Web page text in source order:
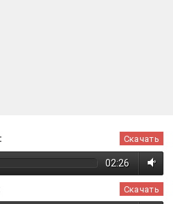
Скачать
02:26
Скачать